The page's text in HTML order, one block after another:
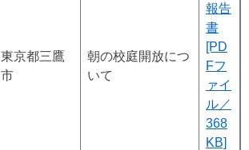
東京都三鷹
市
朝の校庭開放につ
いて
報告
書
[PD
Fフ
ァイ
ル／
368
KB]